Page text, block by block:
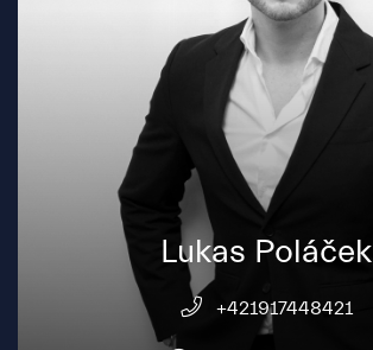
Lukas Poláček
+421917448421